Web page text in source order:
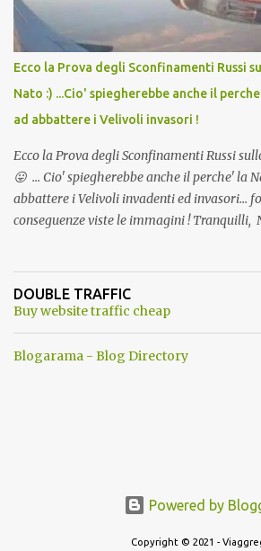
Ecco la Prova degli Sconfinamenti Russi
Nato :) ...Cio' spiegherebbe anche il
ad abbattere i Velivoli invasori !
Ecco la Prova degli Sconfinamenti Russi
😛 ... Cio' spiegherebbe anche il perche' la
abbattere i Velivoli invadenti ed invasori...
conseguenze viste le immagini ! Tranquilli,
ancora una fantasia Nato o forse una "False
una guerra mondiale che difficilmente da
DOUBLE TRAFFIC
Buy website traffic cheap
Blogarama - Blog Directory
Powered by
Copyright © 2021 -